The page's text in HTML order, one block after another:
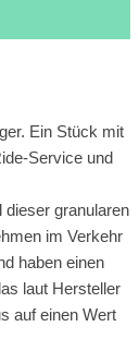
Ein Stück mit
Service und
dieser granularen
im Verkehr
haben einen
laut Hersteller
auf einen Wert